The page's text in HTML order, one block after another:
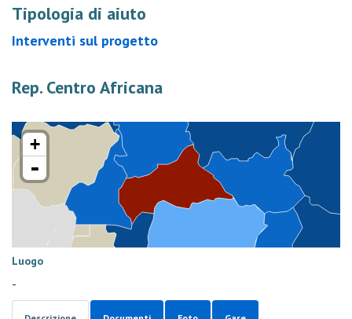
Tipologia di aiuto
Interventi sul progetto
Rep. Centro Africana
+
-
Luogo
-